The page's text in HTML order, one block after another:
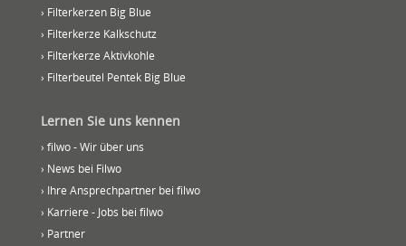
› Filterkerzen Big Blue
› Filterkerze Kalkschutz
› Filterkerze Aktivkohle
› Filterbeutel Pentek Big Blue
Lernen Sie uns kennen
› filwo - Wir über uns
› News bei Filwo
› Ihre Ansprechpartner bei filwo
› Karriere - Jobs bei filwo
› Partner